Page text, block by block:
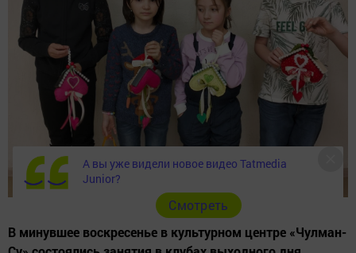
В минувшее воскресенье в культурном центре «Чулман-
А вы уже видели новое видео Tatmedia
Junior?
Cмотреть